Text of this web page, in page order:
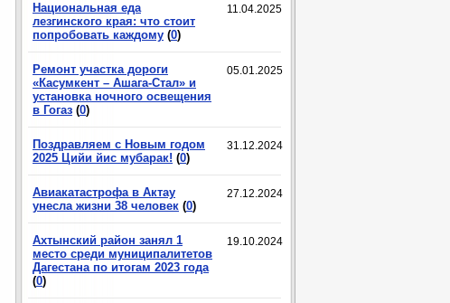
11.04.2025
Национальная еда
лезгинского края: что стоит
попробовать каждому (0)
05.01.2025
Ремонт участка дороги
«Касумкент – Ашага-Стал» и
установка ночного освещения
в Гогаз (0)
31.12.2024
Поздравляем с Новым годом
2025 Цийи йис мубарак! (0)
27.12.2024
Авиакатастрофа в Актау
унесла жизни 38 человек (0)
19.10.2024
Ахтынский район занял 1
место среди муниципалитетов
Дагестана по итогам 2023 года
(0)